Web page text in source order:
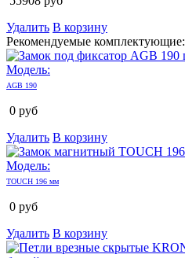
Удалить В корзину
Рекомендуемые комплектующие:
Модель:
AGB 190
0 руб
Удалить В корзину
Модель:
TOUCH 196 мм
0 руб
Удалить В корзину